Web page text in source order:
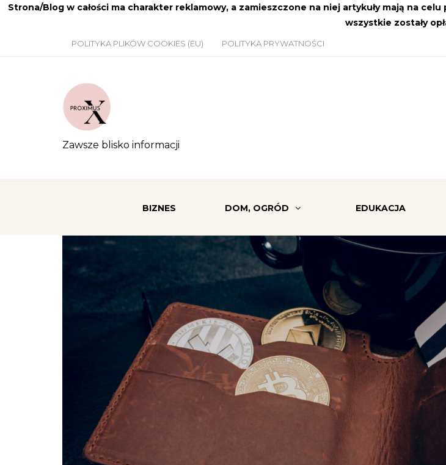
Strona/Blog w całości ma charakter reklamowy, a zamieszczone na niej artykuły mają na
wszystkie zostały
POLITYKA PLIKÓW COOKIES (EU) POLITYKA PRYWATNOŚCI
Zawsze blisko informacji
BIZNES DOM, OGRÓD EDUKACJA